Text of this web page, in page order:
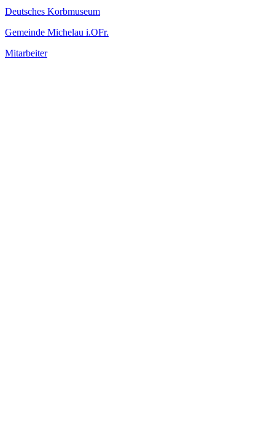
Deutsches Korbmuseum
Gemeinde Michelau i.OFr.
Mitarbeiter